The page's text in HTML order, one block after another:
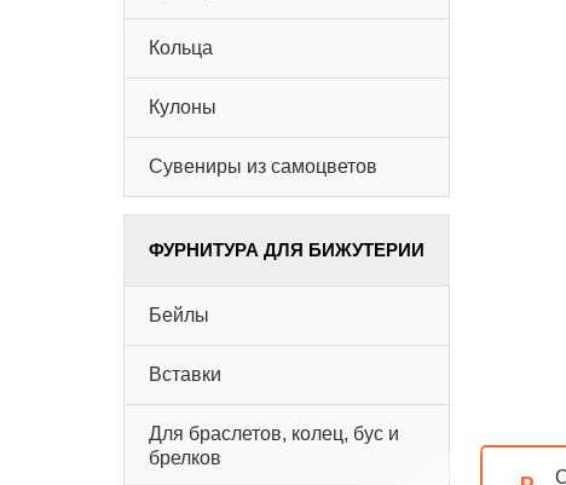
Кольца
Кулоны
Сувениры из самоцветов
ФУРНИТУРА ДЛЯ БИЖУТЕРИИ
Бейлы
Вставки
Для браслетов, колец, бус и
брелков